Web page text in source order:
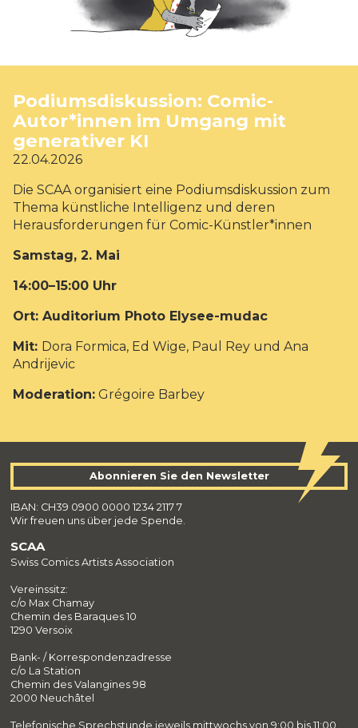
Podiumsdiskussion: Comic-
Autor*innen im Umgang mit
generativer KI
22.04.2026
Die SCAA organisiert eine Podiumsdiskussion zum
Thema künstliche Intelligenz und deren
Herausforderungen für Comic-Künstler*innen
Samstag, 2. Mai
14:00–15:00 Uhr
Ort: Auditorium Photo Elysee-mudac
Mit: Dora Formica, Ed Wige, Paul Rey und Ana
Andrijevic
Moderation: Grégoire Barbey
SCAA
Swiss Comics Artists Association
Vereinssitz:
c/o Max Chamay
Chemin des Baraques 10
1290 Versoix
Bank- / Korrespondenzadresse
c/o La Station
Chemin des Valangines 98
2000 Neuchâtel
Telefonische Sprechstunde jeweils mittwochs von 9:00 bis 11:00
Abonnieren Sie den Newsletter
IBAN: CH39 0900 0000 1234 2117 7
Wir freuen uns über jede Spende.